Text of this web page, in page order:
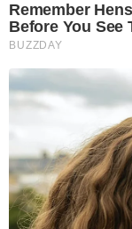
Remember
Before You See
BUZZDAY